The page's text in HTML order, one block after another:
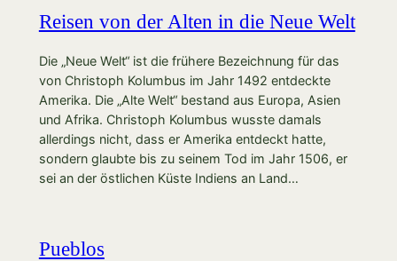
Reisen von der Alten in die Neue Welt
Die „Neue Welt“ ist die frühere Bezeichnung für das
von Christoph Kolumbus im Jahr 1492 entdeckte
Amerika. Die „Alte Welt“ bestand aus Europa, Asien
und Afrika. Christoph Kolumbus wusste damals
allerdings nicht, dass er Amerika entdeckt hatte,
sondern glaubte bis zu seinem Tod im Jahr 1506, er
sei an der östlichen Küste Indiens an Land…
Pueblos